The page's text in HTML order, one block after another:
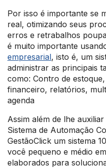
Por isso é importante se
real, otimizando seus
erros e retrabalhos
é muito importante
empresarial, isto é, um
administrar as principais
como: Contro de
financeiro, relatórios,
agenda
Assim além de lhe
Sistema de Automação
GestãoClick um sistema
você pequeno e médio
elaborados para